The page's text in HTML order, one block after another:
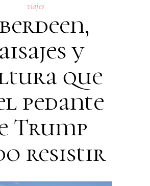
viajes
y
que
pedante
Trump
resistir